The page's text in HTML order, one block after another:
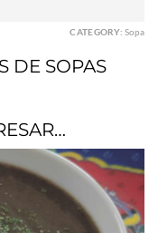
CATEGORY: Sopa
DE SOPAS